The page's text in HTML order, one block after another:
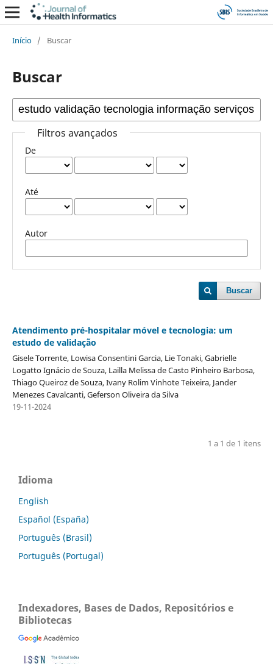
Início / Buscar
Buscar
Filtros avançados
De
Até
Autor
Buscar
Atendimento pré-hospitalar móvel e tecnologia: um
estudo de validação
Gisele Torrente, Lowisa Consentini Garcia, Lie Tonaki, Gabrielle
Logatto Ignácio de Souza, Lailla Melissa de Casto Pinheiro Barbosa,
Thiago Queiroz de Souza, Ivany Rolim Vinhote Teixeira, Jander
Menezes Cavalcanti, Geferson Oliveira da Silva
19-11-2024
1 a 1 de 1 itens
Idioma
English
Español (España)
Português (Brasil)
Português (Portugal)
Indexadores, Bases de Dados, Repositórios e
Bibliotecas